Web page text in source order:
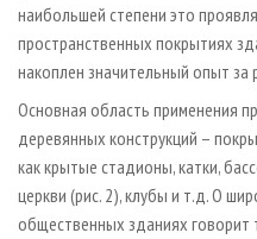
наибольшей степени это
пространственных покрытиях
накоплен значительный опыт за
Основная область применения
деревянных конструкций –
как крытые стадионы, катки,
церкви (рис. 2), клубы и т.д. О
общественных зданиях говорит